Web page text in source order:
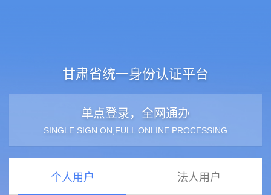
甘肃省统一身份认证平台
单点登录，全网通办
SINGLE SIGN ON,FULL ONLINE PROCESSING
个人用户 法人用户